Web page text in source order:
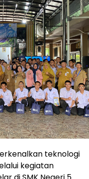
teknologi
kegiatan